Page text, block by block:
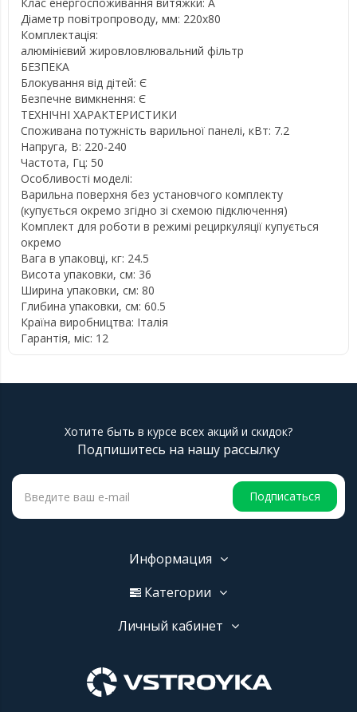
Діаметр повітропроводу, мм: 220х80
Комплектація:
алюмінієвий жировловлювальний фільтр
БЕЗПЕКА
Блокування від дітей: Є
Безпечне вимкнення: Є
ТЕХНІЧНІ ХАРАКТЕРИСТИКИ
Споживана потужність варильної панелі, кВт: 7.2
Напруга, В: 220-240
Частота, Гц: 50
Особливості моделі:
Варильна поверхня без установчого комплекту
(купується окремо згідно зі схемою підключення)
Комплект для роботи в режимі рециркуляції купується
окремо
Вага в упаковці, кг: 24.5
Висота упаковки, см: 36
Ширина упаковки, см: 80
Глибина упаковки, см: 60.5
Країна виробництва: Італія
Гарантія, міс: 12
Хотите быть в курсе всех акций и скидок?
Подпишитесь на нашу рассылку
Подписаться
Информация
Категории
Личный кабинет